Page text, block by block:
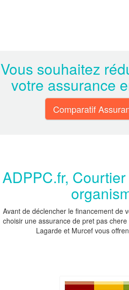
Vous souhaitez
votre assurance
Comparatif
ADPPC.fr,
Avant de déclencher le financement de
choisir une assurance de pret pas
Lagarde et Murcef vous